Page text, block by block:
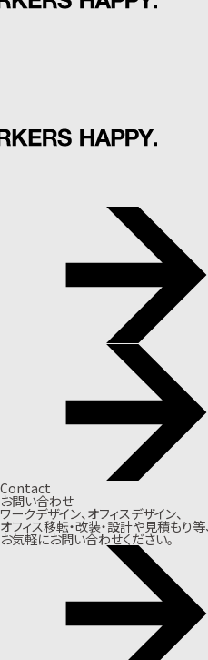
Contact
お問い合わせ
ワークデザイン、オフィスデザイン、
オフィス移転・改装・設計や見積もり等
お気軽にお問い合わせください。